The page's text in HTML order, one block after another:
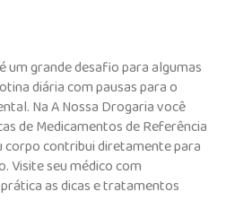
um grande desafio para algumas
diária com pausas para o
Na A Nossa Drogaria você
de Medicamentos de Referência
corpo contribui diretamente para
Visite seu médico com
as dicas e tratamentos